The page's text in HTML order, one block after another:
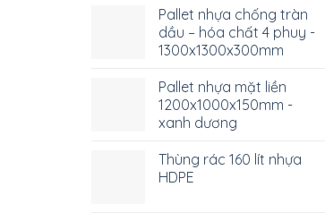
Pallet nhựa chống tràn
dầu – hóa chất 4 phuy -
1300x1300x300mm
Pallet nhựa mặt liền
1200x1000x150mm -
xanh dương
Thùng rác 160 lít nhựa
HDPE